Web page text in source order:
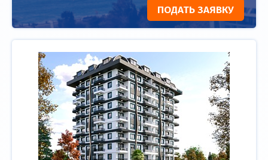
ПОДАТЬ ЗАЯВКУ